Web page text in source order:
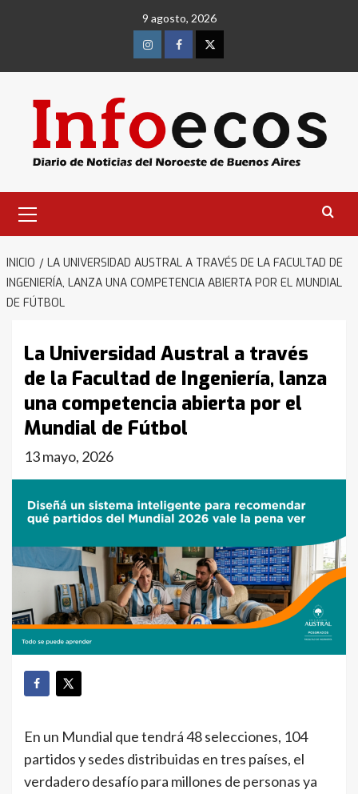
9 agosto, 2026
InstagramFacebookTwitter
primario
INICIO
LA UNIVERSIDAD AUSTRAL A TRAVÉS DE LA FACULTAD DE
INGENIERÍA, LANZA UNA COMPETENCIA ABIERTA POR EL MUNDIAL
DE FÚTBOL
La Universidad Austral a través
de la Facultad de Ingeniería, lanza
una competencia abierta por el
Mundial de Fútbol
13 mayo, 2026
En un Mundial que tendrá 48 selecciones, 104
partidos y sedes distribuidas en tres países, el
verdadero desafío para millones de personas ya